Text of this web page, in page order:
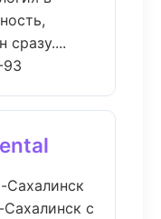
сразу....
93
с